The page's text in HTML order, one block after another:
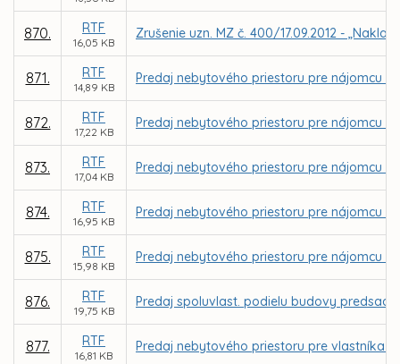
870. RTF
16,05 KB
Zrušenie uzn. MZ č. 400/17.09.2012 -
871. RTF
14,89 KB
Predaj nebytového priestoru pre nájomcu
872. RTF
17,22 KB
Predaj nebytového priestoru pre nájomcu
873. RTF
17,04 KB
Predaj nebytového priestoru pre nájomcu
874. RTF
16,95 KB
Predaj nebytového priestoru pre nájomcu
875. RTF
15,98 KB
Predaj nebytového priestoru pre nájomcu
876. RTF
19,75 KB
Predaj spoluvlast. podielu budovy predsad.
877. RTF
16,81 KB
Predaj nebytového priestoru pre vlastníka